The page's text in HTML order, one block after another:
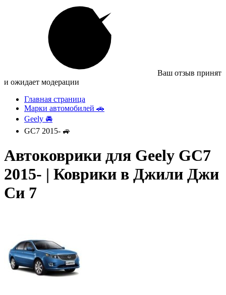
Ваш отзыв принят
и ожидает модерации
Главная страница
Марки автомобилей 🚗
Geely 🚘
GC7 2015- 🚙
Автоковрики для Geely GC7
2015- | Коврики в Джили Джи
Си 7